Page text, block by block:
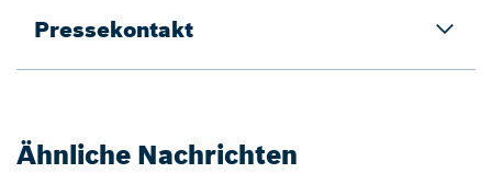
Pressekontakt
Ähnliche Nachrichten